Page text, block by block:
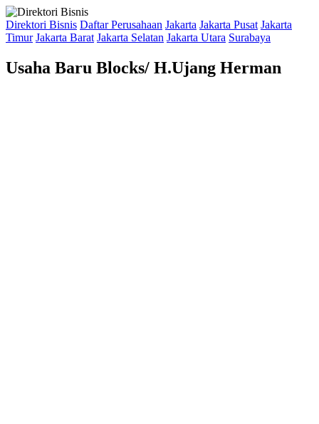
Direktori Bisnis Daftar Perusahaan Jakarta Jakarta Pusat Jakarta
Timur Jakarta Barat Jakarta Selatan Jakarta Utara Surabaya
Usaha Baru Blocks/ H.Ujang Herman